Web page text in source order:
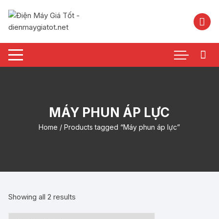
nội
MÁY PHUN ÁP LỰC
Home / Products tagged “Máy phun áp lực”
Showing all 2 results